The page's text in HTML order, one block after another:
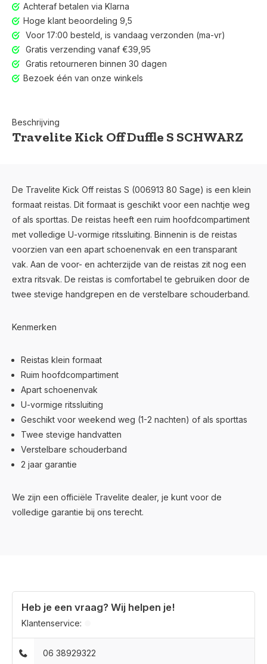
Achteraf betalen via Klarna
Hoge klant beoordeling 9,5
Voor 17:00 besteld, is vandaag verzonden (ma-vr)
Gratis verzending vanaf €39,95
Gratis retourneren binnen 30 dagen
Bezoek één van onze winkels
Beschrijving
Travelite Kick Off Duffle S SCHWARZ
De Travelite Kick Off reistas S (006913 80 Sage) is een klein
formaat reistas. Dit formaat is geschikt voor een nachtje weg
of als sporttas. De reistas heeft een ruim hoofdcompartiment
met volledige U-vormige ritssluiting. Binnenin is de reistas
voorzien van een apart schoenenvak en een transparant
vak. Aan de voor- en achterzijde van de reistas zit nog een
extra ritsvak. De reistas is comfortabel te gebruiken door de
twee stevige handgrepen en de verstelbare schouderband.
Kenmerken
Reistas klein formaat
Ruim hoofdcompartiment
Apart schoenenvak
U-vormige ritssluiting
Geschikt voor weekend weg (1-2 nachten) of als sporttas
Twee stevige handvatten
Verstelbare schouderband
2 jaar garantie
We zijn een officiële Travelite dealer, je kunt voor de
volledige garantie bij ons terecht.
Heb je een vraag? Wij helpen je!
Klantenservice:
06 38929322